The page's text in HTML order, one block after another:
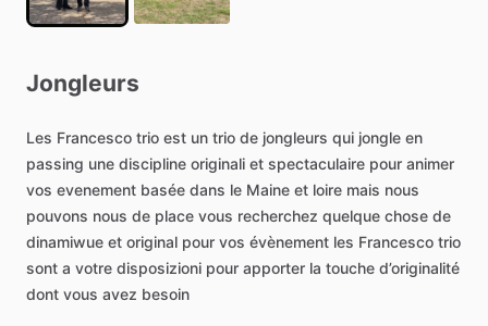
Jongleurs
Les Francesco trio est un trio de jongleurs qui jongle en
passing une discipline originali et spectaculaire pour animer
vos evenement basée dans le Maine et loire mais nous
pouvons nous de place vous recherchez quelque chose de
dinamiwue et original pour vos évènement les Francesco trio
sont a votre disposizioni pour apporter la touche d’originalité
dont vous avez besoin